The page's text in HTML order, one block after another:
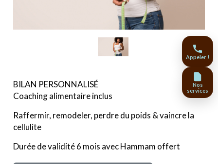
BILAN PERSONNALISÉ
Coaching alimentaire inclus
Raffermir, remodeler, perdre du poids & vaincre la
cellulite
Durée de validité 6 mois avec Hammam offert
Appeler !
Nos
services